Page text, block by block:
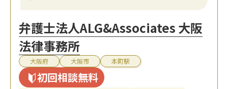
弁護士法人ALG&Associates 大阪
法律事務所
大阪府 大阪市 本町駅
初回相談無料